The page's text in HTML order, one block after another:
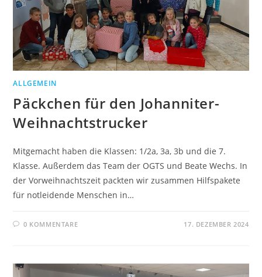
ALLGEMEIN
Päckchen für den Johanniter-
Weihnachtstrucker
Mitgemacht haben die Klassen: 1/2a, 3a, 3b und die 7.
Klasse. Außerdem das Team der OGTS und Beate Wechs. In
der Vorweihnachtszeit packten wir zusammen Hilfspakete
für notleidende Menschen in…
0 KOMMENTARE 17. DEZEMBER 2024